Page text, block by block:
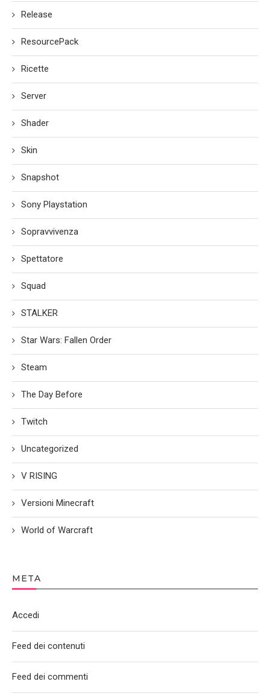
Release
ResourcePack
Ricette
Server
Shader
Skin
Snapshot
Sony Playstation
Sopravvivenza
Spettatore
Squad
STALKER
Star Wars: Fallen Order
Steam
The Day Before
Twitch
Uncategorized
V RISING
Versioni Minecraft
World of Warcraft
META
Accedi
Feed dei contenuti
Feed dei commenti